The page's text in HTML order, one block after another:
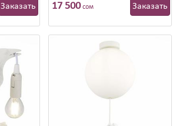
Заказать 17 500сом Заказать